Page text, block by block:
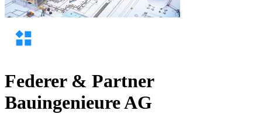
Federer & Partner
Bauingenieure AG